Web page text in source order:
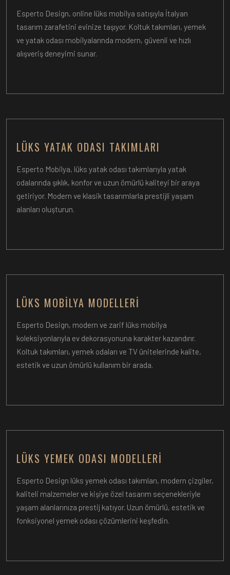
Esperto Design, online lüks mobilya satışıyla İtalyan
tasarım zarafetini evinize taşıyor. Koltuk takımları, yemek
ve yatak odası mobilyalarında modern, güvenli ve hızlı
alışveriş deneyimi sunar.
LÜKS YATAK ODASI TAKIMLARI
Esperto Mobilya, lüks yatak odası takımlarıyla yatak
odalarında şıklık, konfor ve uzun ömürlü kaliteyi bir araya
getiriyor. Modern ve klasik tasarımlarla prestijli yaşam
alanları oluşturun.
LÜKS MOBILYA MODELLERI
Esperto Design, modern ve zarif lüks mobilya
koleksiyonlarıyla ev dekorasyonuna karakter kazandırır.
Koltuk takımları, yemek odaları ve TV ünitelerinde kalite,
estetik ve uzun ömürlü kullanım bir arada.
LÜKS YEMEK ODASI MODELLERI
Esperto Design lüks yemek odası takımları, modern çizgiler,
kaliteli malzemeler ve kişiye özel tasarım seçenekleriyle
yaşam alanlarınıza prestij katıyor. Uzun ömürlü, estetik ve
fonksiyonel yemek odası çözümlerini keşfedin.